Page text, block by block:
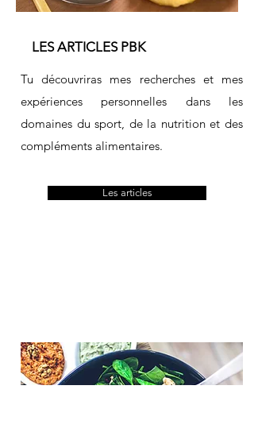
Tu découvriras mes recherches et mes
expériences personnelles dans les
domaines du sport, de la nutrition et des
compléments alimentaires.
Les articles
LES ARTICLES PBK